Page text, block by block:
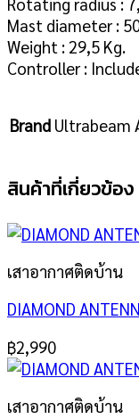
Mast diameter :
Weight : 29,5 Kg.
Controller :
Brand Ultrabeam
สินค้าที่เกี่ยวข้อง
เสาอากาศติดบ้าน
DIAMOND
฿2,990
เสาอากาศติดบ้าน